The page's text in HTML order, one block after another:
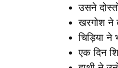
उसने
खरगोश ने
चिड़िया ने
एक दिन